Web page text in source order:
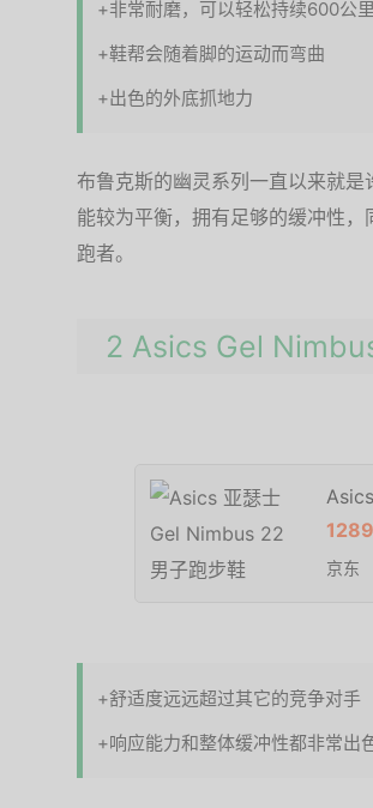
+非常耐磨，可以轻松持续600公
+鞋帮会随着脚的运动而弯曲
+出色的外底抓地力
布鲁克斯的幽灵系列一直以来就
能较为平衡，拥有足够的缓冲性
跑者。
2 Asics Gel
京东
+舒适度远远超过其它的竞争对手
+响应能力和整体缓冲性都非常出